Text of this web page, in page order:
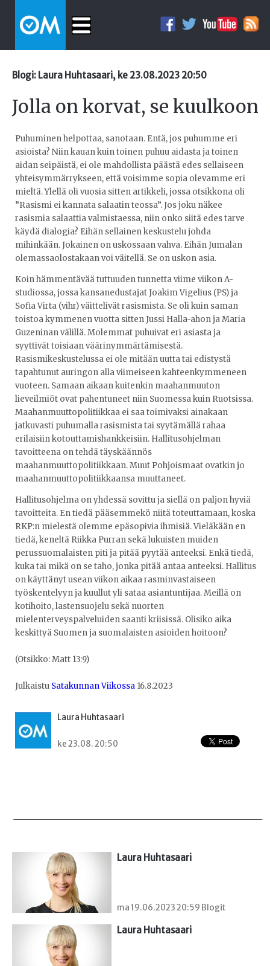
Blogi: Laura Huhtasaari, ke 23.08.2023 20:50
Jolla on korvat, se kuulkoon
Puhuminen helpottaa, sanotaan. Entä, jos puhumme eri
asioista? Niin kauan kuin toinen puhuu aidasta ja toinen
aidan seipäistä, ei ole mahdollista päästä edes sellaiseen
yhteisymmärrykseen, että voisimme sopia olevamme eri
mieltä. Ylellä oli vuosia sitten artikkeli, jossa otsikkona oli
”Rasismi ei kannata salaatin teossa”. Jos joku näkee
rasismia salaattia valmistaessa, niin onko siitä edes tarve
käydä dialogia? Eihän sellainen keskustelu johda
mihinkään. Jokainen on uskossaan vahva. Eihän Jumalan
olemassaolostakaan voi väitellä. Se on uskon asia.
Koin hämmentävää tuttuuden tunnetta viime viikon A-
studiossa, jossa kansanedustajat Joakim Vigelius (PS) ja
Sofia Virta (vihr) väittelivät rasismista. Se oli kuin saman
toistoa kymmenen vuotta sitten Jussi Halla-ahon ja Maria
Guzeninan välillä. Molemmat puhuivat eri asiasta ja
syyttivät toisiaan väärinymmärtämisestä.
Rasismikeskustelussa ei ole mitään uutta tai edistystä
tapahtunut auringon alla viimeiseen kahteenkymmeneen
vuoteen. Samaan aikaan kuitenkin maahanmuuton
lieveilmiöt ovat pahentuneet niin Suomessa kuin Ruotsissa.
Maahanmuuttopolitiikkaa ei saa toimivaksi ainakaan
jatkuvasti puhumalla rasismista tai syytämällä rahaa
erilaisiin kotouttamishankkeisiin. Hallitusohjelman
tavoitteena on tehdä täyskäännös
maahanmuuttopolitiikkaan. Muut Pohjoismaat ovatkin jo
maahanmuuttopolitiikkaansa muuttaneet.
Hallitusohjelma on yhdessä sovittu ja siellä on paljon hyviä
tavoitteita. En tiedä pääsemmekö niitä toteuttamaan, koska
RKP:n mielestä olemme epäsopivia ihmisiä. Vieläkään en
tiedä, keneltä Riikka Purran sekä lukuisten muiden
perussuomalaisten piti ja pitää pyytää anteeksi. Enkä tiedä,
kuka tai mikä on se taho, jonka pitää antaa anteeksi. Hallitus
on käyttänyt usean viikon aikaa rasminvastaiseen
työskentelyyn ja kuullut yli sataa asiantuntijaa. Meillä on
kotihoito, lastensuojelu sekä nuorten
mielenterveyspalveluiden saanti kriisissä. Olisiko aika
keskittyä Suomen ja suomalaisten asioiden hoitoon?
(Otsikko: Matt 13:9)
Julkaistu Satakunnan Viikossa 16.8.2023
Laura Huhtasaari
ke 23.08. 20:50
Laura Huhtasaari
ma 19.06.2023 20:59 Blogit
Laura Huhtasaari